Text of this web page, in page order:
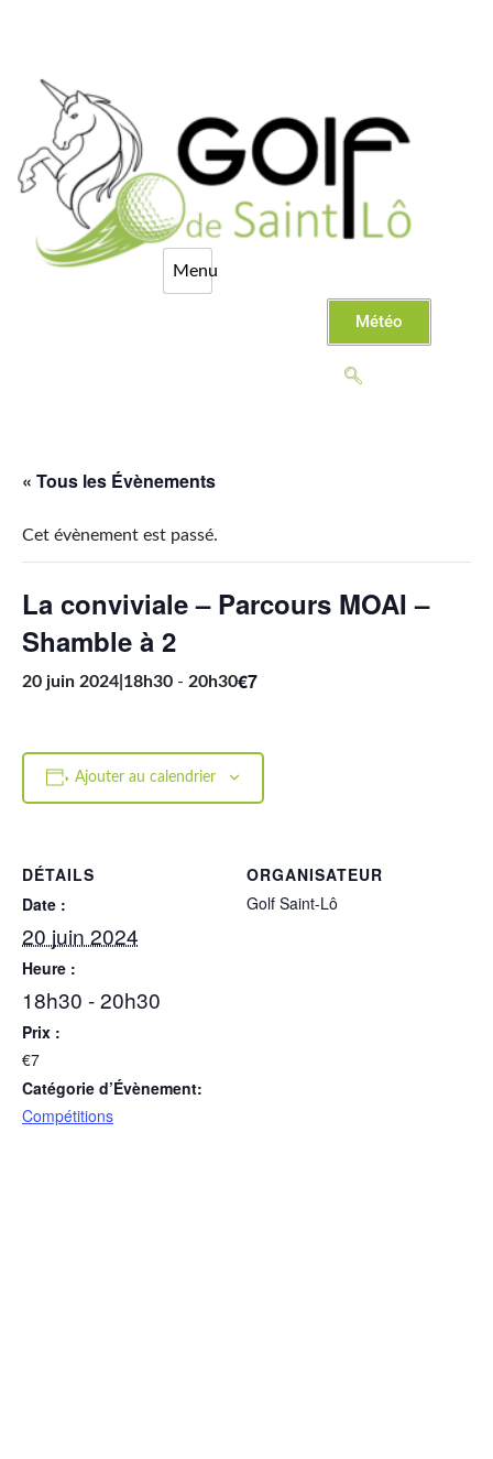
Météo
« Tous les Évènements
Cet évènement est passé.
La conviviale – Parcours MOAI –
Shamble à 2
20 juin 2024|18h30 - 20h30€7
Ajouter au calendrier
DÉTAILS
Date :
20 juin 2024
Heure :
18h30 - 20h30
Prix :
€7
Catégorie d’Évènement:
Compétitions
ORGANISATEUR
Golf Saint-Lô